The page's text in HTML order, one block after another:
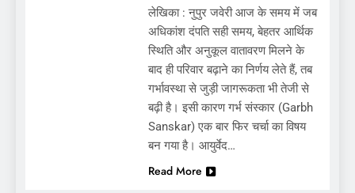
लेखिका : नुपुर जवेरी आज के समय में जब
अधिकांश दंपति सही समय, बेहतर आर्थिक
स्थिति और अनुकूल वातावरण मिलने के
बाद ही परिवार बढ़ाने का निर्णय लेते हैं, तब
गर्भावस्था से जुड़ी जागरूकता भी तेजी से
बढ़ी है। इसी कारण गर्भ संस्कार (Garbh
Sanskar) एक बार फिर चर्चा का विषय
बन गया है। आयुर्वेद…
Read More